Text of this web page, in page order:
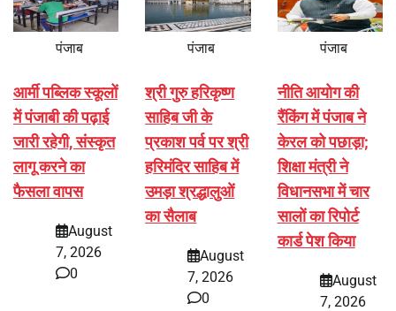
पंजाब
आर्मी पब्लिक स्कूलों
में पंजाबी की पढ़ाई
जारी रहेगी, संस्कृत
लागू करने का
फैसला वापस
August
7, 2026
0
पंजाब
श्री गुरु हरिकृष्ण
साहिब जी के
प्रकाश पर्व पर श्री
हरिमंदिर साहिब में
उमड़ा श्रद्धालुओं
का सैलाब
August
7, 2026
0
पंजाब
नीति आयोग की
रैंकिंग में पंजाब ने
केरल को पछाड़ा;
शिक्षा मंत्री ने
विधानसभा में चार
सालों का रिपोर्ट
कार्ड पेश किया
August
7, 2026